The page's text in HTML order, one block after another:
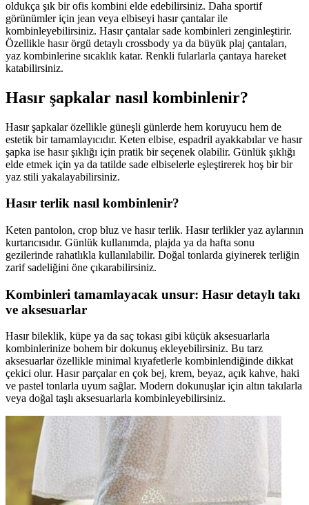
oldukça şık bir ofis kombini elde edebilirsiniz. Daha sportif
görünümler için jean veya elbiseyi hasır çantalar ile
kombinleyebilirsiniz. Hasır çantalar sade kombinleri zenginleştirir.
Özellikle hasır örgü detaylı crossbody ya da büyük plaj çantaları,
yaz kombinlerine sıcaklık katar. Renkli fularlarla çantaya hareket
katabilirsiniz.
Hasır şapkalar nasıl kombinlenir?
Hasır şapkalar özellikle güneşli günlerde hem koruyucu hem de
estetik bir tamamlayıcıdır. Keten elbise, espadril ayakkabılar ve hasır
şapka ise hasır şıklığı için pratik bir seçenek olabilir. Günlük şıklığı
elde etmek için ya da tatilde sade elbiselerle eşleştirerek hoş bir bir
yaz stili yakalayabilirsiniz.
Hasır terlik nasıl kombinlenir?
Keten pantolon, crop bluz ve hasır terlik. Hasır terlikler yaz aylarının
kurtarıcısıdır. Günlük kullanımda, plajda ya da hafta sonu
gezilerinde rahatlıkla kullanılabilir. Doğal tonlarda giyinerek terliğin
zarif sadeliğini öne çıkarabilirsiniz.
Kombinleri tamamlayacak unsur: Hasır detaylı takı
ve aksesuarlar
Hasır bileklik, küpe ya da saç tokası gibi küçük aksesuarlarla
kombinlerinize bohem bir dokunuş ekleyebilirsiniz. Bu tarz
aksesuarlar özellikle minimal kıyafetlerle kombinlendiğinde dikkat
çekici olur. Hasır parçalar en çok bej, krem, beyaz, açık kahve, haki
ve pastel tonlarla uyum sağlar. Modern dokunuşlar için altın takılarla
veya doğal taşlı aksesuarlarla kombinleyebilirsiniz.